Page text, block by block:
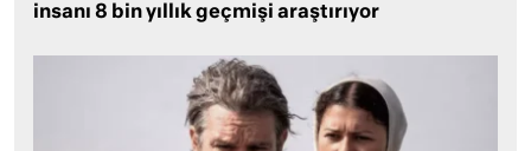
insanı 8 bin yıllık geçmişi araştırıyor